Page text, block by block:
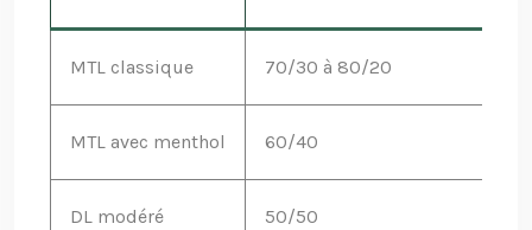
MTL classique 70/30 à 80/20
MTL avec menthol 60/40
DL modéré 50/50